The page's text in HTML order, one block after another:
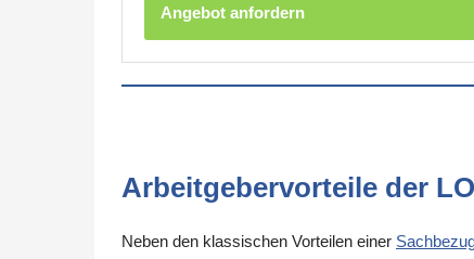
Angebot anfordern
Arbeitgebervorteile der
Neben den klassischen Vorteilen einer